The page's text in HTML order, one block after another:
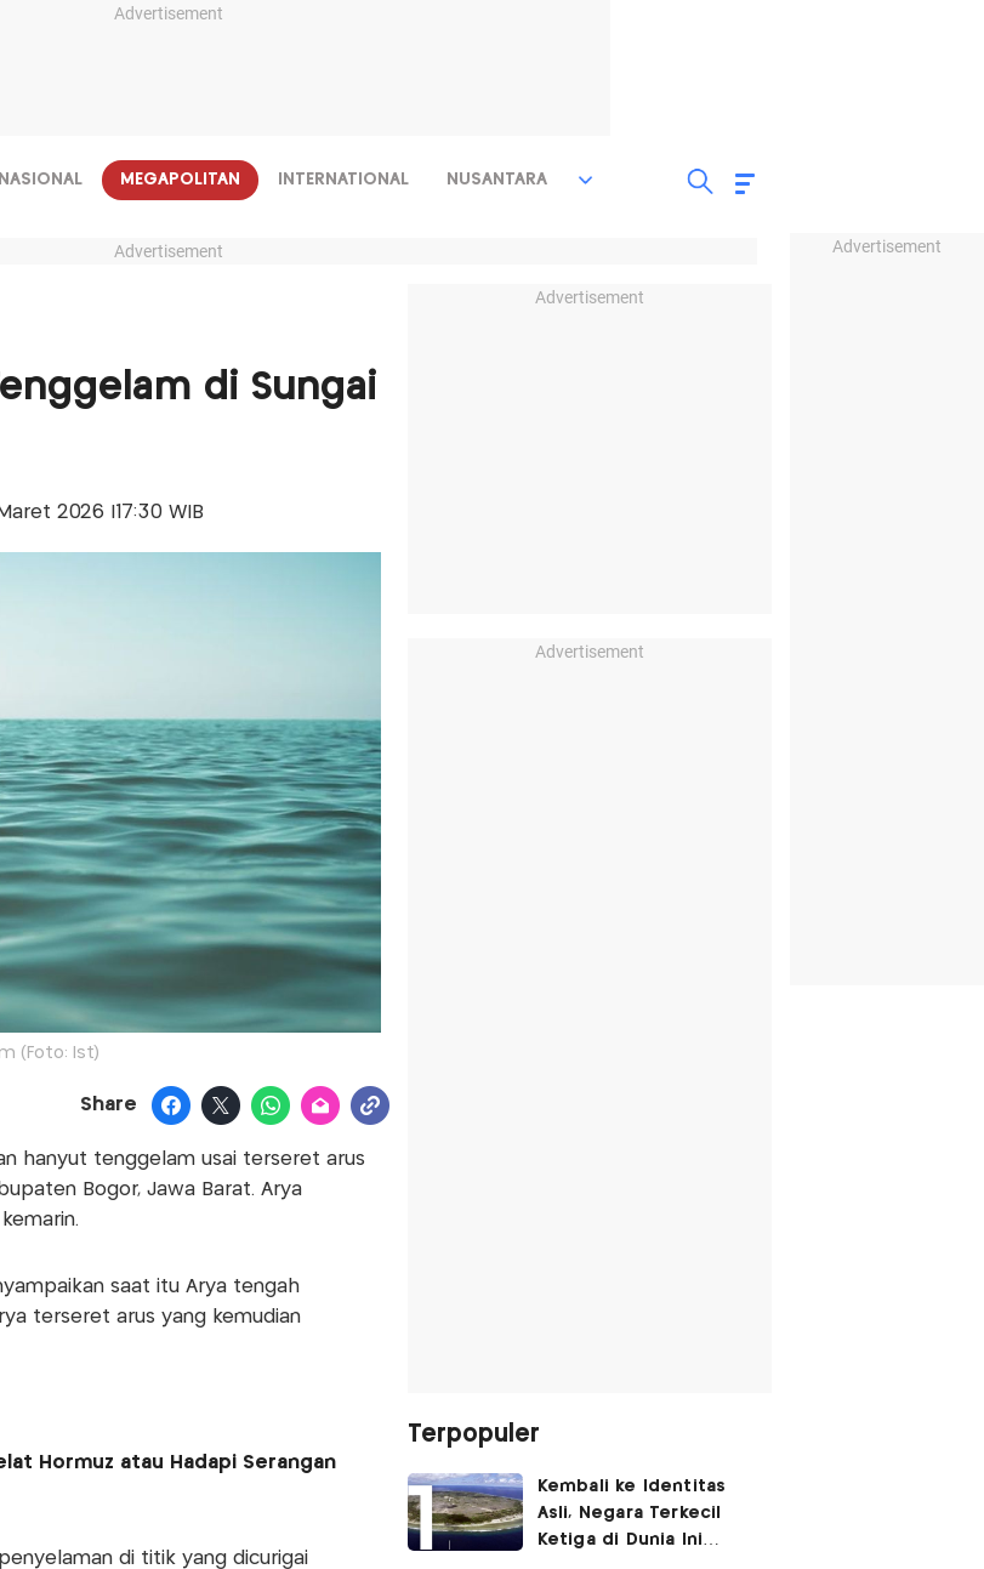
Advertisement
Advertisement
NASIONAL MEGAPOLITAN INTERNATIONAL NUSANTARA
Advertisement
di Sungai
2026 |17:30 WIB
(Foto: Ist)
Share
hanyut tenggelam usai terseret arus
Bogor, Jawa Barat. Arya
saat itu Arya tengah
terseret arus yang kemudian
Hormuz atau Hadapi Serangan
di titik yang dicurigai
Advertisement
Advertisement
Terpopuler
Kembali ke Identitas
Asli, Negara Terkecil
Ketiga di Dunia Ini